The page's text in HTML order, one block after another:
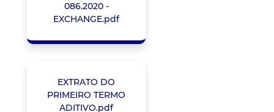
086.2020 -
EXCHANGE.pdf
EXTRATO DO
PRIMEIRO TERMO
ADITIVO.pdf